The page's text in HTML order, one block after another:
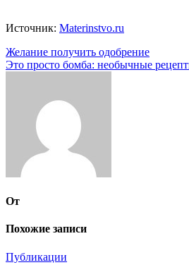
Источник: Materinstvo.ru
Навигация
по
Желание получить одобрение
Это просто бомба: необычные
От
Похожие записи
Публикации